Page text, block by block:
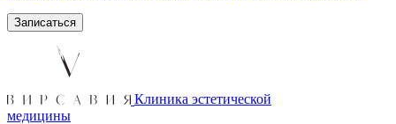
Клиника эстетической
медицины